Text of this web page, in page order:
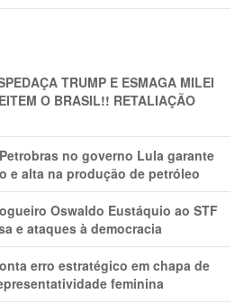
TRUMP E ESMAGA MILEI
O BRASIL!! RETALIAÇÃO
no governo Lula garante
e alta na produção de petróleo
Oswaldo Eustáquio ao STF
e ataques à democracia
erro estratégico em chapa de
feminina